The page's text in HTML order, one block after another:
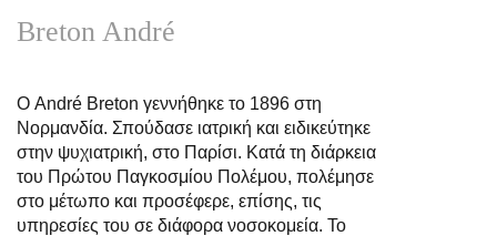
Breton André
Ο André Breton γεννήθηκε το 1896 στη
Νορμανδία. Σπούδασε ιατρική και ειδικεύτηκε
στην ψυχιατρική, στο Παρίσι. Κατά τη διάρκεια
του Πρώτου Παγκοσμίου Πολέμου, πολέμησε
στο μέτωπο και προσέφερε, επίσης, τις
υπηρεσίες του σε διάφορα νοσοκομεία. Το